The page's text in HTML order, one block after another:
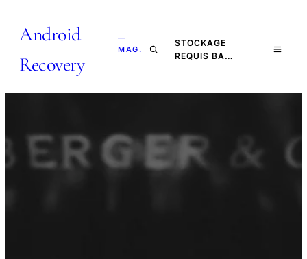
Android
Recovery
—
MAG.
STOCKAGE
REQUIS BA…